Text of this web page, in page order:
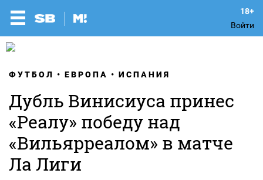
Войти
ФУТБОЛ ЕВРОПА ИСПАНИЯ
Дубль Винисиуса принес
«Реалу» победу над
«Вильярреалом» в матче
Ла Лиги